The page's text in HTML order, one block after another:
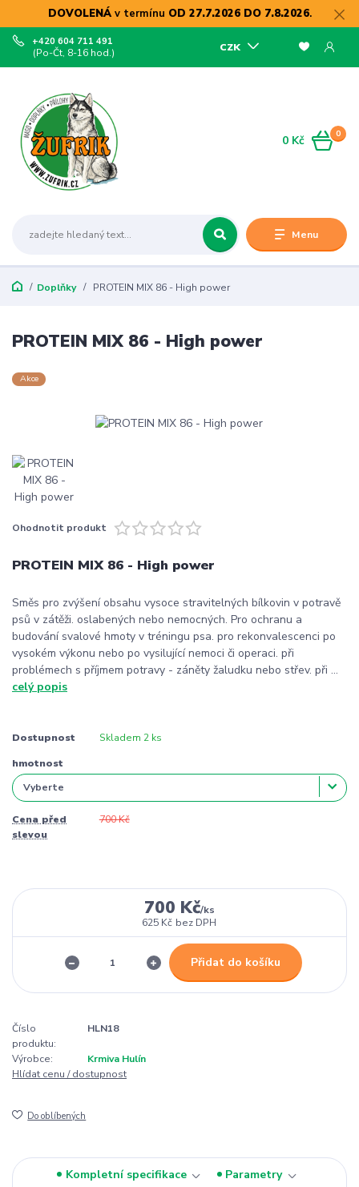
DOVOLENÁv termínu OD 27.7.2026 DO 7.8.2026.
Menu
CZK
+420 604 711 491
(Po-Čt, 8-16 hod.)
0
0 Kč
Doplňky PROTEIN MIX 86 - High power
PROTEIN MIX 86 - High power
Akce
Ohodnotit produkt
PROTEIN MIX 86 - High power
Směs pro zvýšení obsahu vysoce stravitelných bílkovin v potravě
psů v zátěži. oslabených nebo nemocných. Pro ochranu a
budování svalové hmoty v tréningu psa. pro rekonvalescenci po
vysokém výkonu nebo po vysilující nemoci či operaci. při
problémech s příjmem potravy - záněty žaludku nebo střev. při ...
celý popis
Dostupnost Skladem 2 ks
hmotnost
Cena před
slevou
700 Kč
700 Kč/ks
625 Kč bez DPH
Přidat do košíku
Číslo
produktu:
HLN18
Výrobce:
Krmiva Hulín
Hlídat cenu / dostupnost
Do oblíbených
Kompletní specifikace
Parametry